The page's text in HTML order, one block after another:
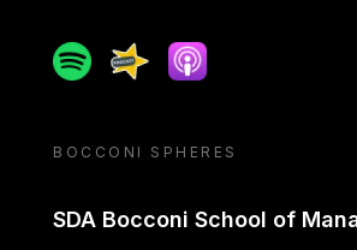
SpotifySpreakerApple podcast
BOCCONI SPHERES
SDA Bocconi School of